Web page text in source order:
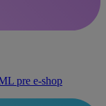
pre e‑shop